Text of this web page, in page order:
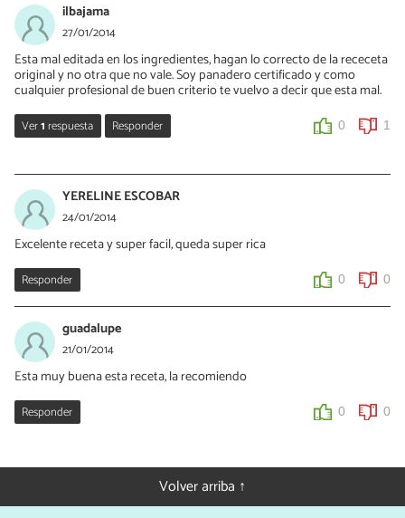
ilbajama
27/01/2014
Esta mal editada en los ingredientes, hagan lo correcto de la receceta
original y no otra que no vale. Soy panadero certificado y como
cualquier profesional de buen criterio te vuelvo a decir que esta mal.
Ver1respuesta Responder 0 1
08/01/2015
Entonces ud. cómo la haria??? Q sea facil para alguien sin
esperiencia en cocina ;)
YERELINE ESCOBAR
24/01/2014
Excelente receta y super facil, queda super rica
Responder 0 0
guadalupe
21/01/2014
Esta muy buena esta receta, la recomiendo
Responder 0 0
Volver arriba ↑